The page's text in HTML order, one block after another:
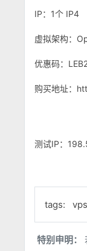
IP： 1个 IP4
虚拟架构：
优惠码：
购买地址：
测试IP：
tags: vps
特别申明：